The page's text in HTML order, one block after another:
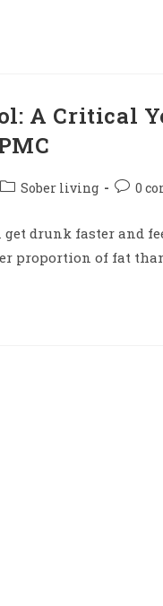
A Critical
Sober living 0
drunk faster and
proportion of fat